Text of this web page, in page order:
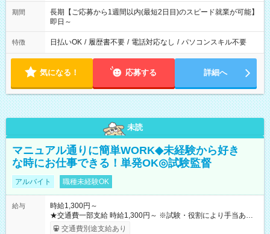
期間
長期【ご応募から1週間以内(最短2日目)のスピード就業が可能】
即日～
特徴 日払いOK / 履歴書不要 / 電話対応なし / パソコンスキル不要
気になる！ 応募する 詳細へ
未読
マニュアル通りに簡単WORK◆未経験から好き
な時にお仕事できる！単発OK◎試験監督
アルバイト 職種未経験OK
給与
時給1,300円～
★交通費一部支給 時給1,300円～ ※試験・役割により手当あり
※勤務回数により昇給あり 【即給（前払い）オプションあ
交通費別途支給あり